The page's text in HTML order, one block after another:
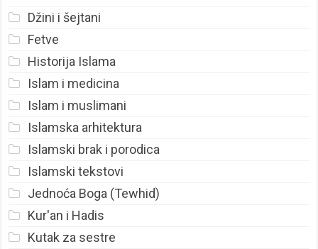
Džini i šejtani
Fetve
Historija Islama
Islam i medicina
Islam i muslimani
Islamska arhitektura
Islamski brak i porodica
Islamski tekstovi
Jednoća Boga (Tewhid)
Kur'an i Hadis
Kutak za sestre